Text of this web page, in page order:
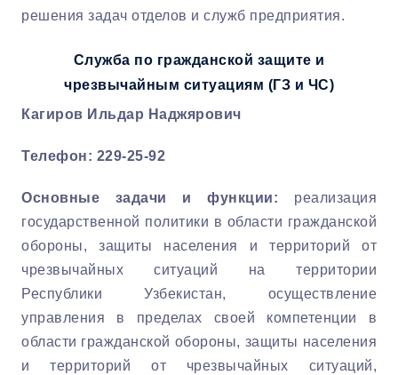
решения задач отделов и служб предприятия.
Служба по гражданской защите и
чрезвычайным ситуациям (ГЗ и ЧС)
Кагиров Ильдар Наджярович
Телефон: 229-25-92
Основные задачи и функции: реализация
государственной политики в области гражданской
обороны, защиты населения и территорий от
чрезвычайных ситуаций на территории
Республики Узбекистан, осуществление
управления в пределах своей компетенции в
области гражданской обороны, защиты населения
и территорий от чрезвычайных ситуаций,